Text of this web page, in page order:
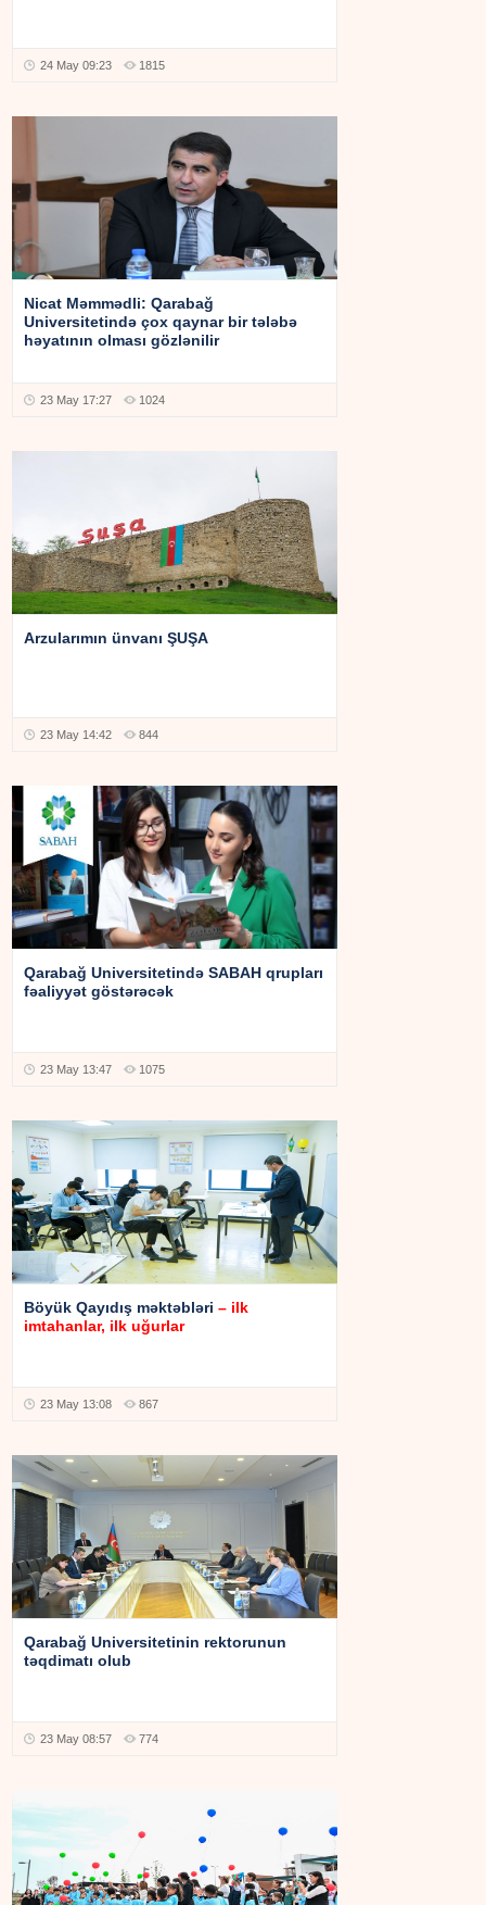
24 May 09:23 1815
Nicat Məmmədli: Qarabağ
Universitetində çox qaynar bir tələbə
həyatının olması gözlənilir
23 May 17:27 1024
Arzularımın ünvanı ŞUŞA
23 May 14:42 844
Qarabağ Universitetində SABAH qrupları
fəaliyyət göstərəcək
23 May 13:47 1075
Böyük Qayıdış məktəbləri– ilk
imtahanlar, ilk uğurlar
23 May 13:08 867
Qarabağ Universitetinin rektorunun
təqdimatı olub
23 May 08:57 774